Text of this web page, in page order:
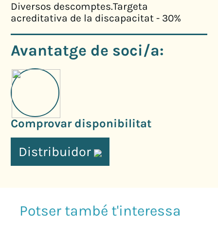
Diversos descomptes.Targeta
acreditativa de la discapacitat - 30%
Avantatge de soci/a:
Comprovar disponibilitat
Distribuidor